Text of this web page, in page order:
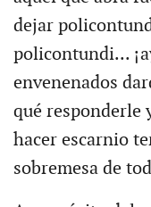
dejar
policontundi...
envenenados
qué responderle
hacer escarnio
sobremesa de